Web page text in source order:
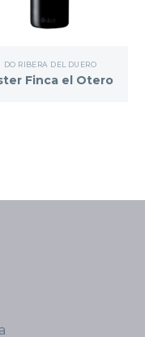
DO RIBERA DEL DUERO
Finca el Otero